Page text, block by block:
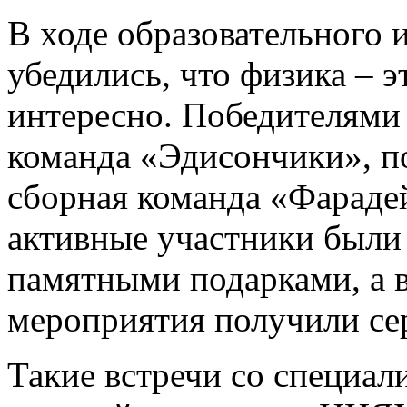
В ходе образовательного
убедились, что физика –
интересно.
команда «Эдисончики»,
сборная команда
активные участники
памятными подарками, а
мероприятия получили
Такие встречи со